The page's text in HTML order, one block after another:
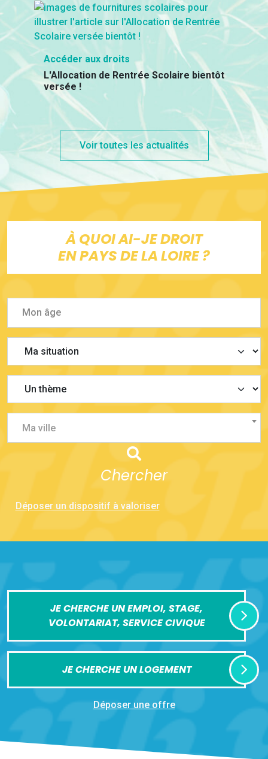
Accéder aux droits
L'Allocation de Rentrée Scolaire bientôt
versée !
Voir toutes les actualités
À QUOI AI-JE DROIT
EN PAYS DE LA LOIRE ?
Ma ville
Chercher
Déposer un dispositif à valoriser
JE CHERCHE UN EMPLOI, STAGE,
VOLONTARIAT, SERVICE CIVIQUE
JE CHERCHE UN LOGEMENT
Déposer une offre